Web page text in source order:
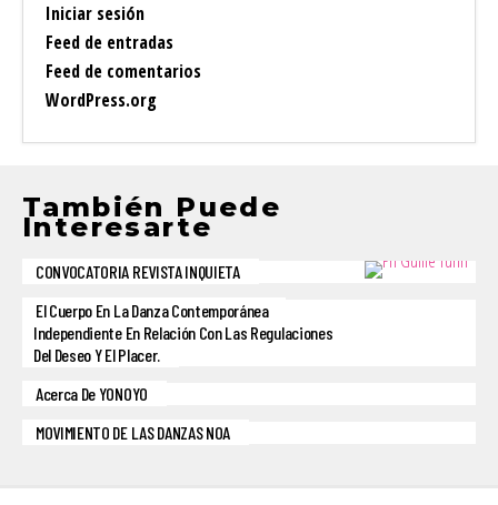
Iniciar sesión
Feed de entradas
Feed de comentarios
WordPress.org
También Puede
Interesarte
CONVOCATORIA REVISTA INQUIETA
El Cuerpo En La Danza Contemporánea
Independiente En Relación Con Las Regulaciones
Del Deseo Y El Placer.
Acerca De YONOYO
MOVIMIENTO DE LAS DANZAS NOA